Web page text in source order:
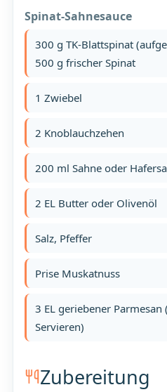
Spinat-Sahnesauce
300 g TK-Blattspinat
500 g frischer Spinat
1 Zwiebel
2 Knoblauchzehen
200 ml Sahne oder
2 EL Butter oder Olivenöl
Salz, Pfeffer
Prise Muskatnuss
3 EL geriebener
Servieren)
Zubereitung